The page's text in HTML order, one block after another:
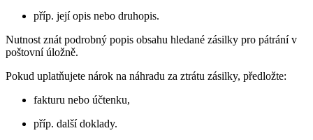
příp. její opis nebo druhopis.
Nutnost znát podrobný popis obsahu hledané zásilky pro pátrání v
poštovní úložně.
Pokud uplatňujete nárok na náhradu za ztrátu zásilky, předložte:
fakturu nebo účtenku,
příp. další doklady.